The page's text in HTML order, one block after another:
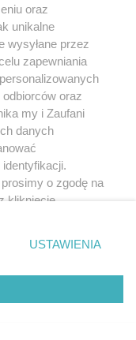
oraz
unikalne
wysyłane przez
zapewniania
oraz
my i Zaufani
danych
o zgodę na
kliknięcie
prywatności
zgody
się takiemu
zastosowanie tylko
USTAWIENIA